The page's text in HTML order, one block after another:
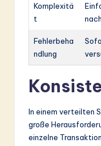
Komplexitä
t
Fehlerbeha
ndlung
In einem verteilten
große
einzelne